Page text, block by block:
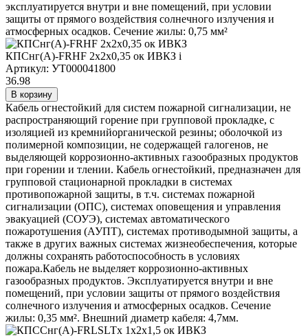
эксплуатируется внутри и вне помещений, при условии
защиты от прямого воздействия солнечного излучения и
атмосферных осадков. Сечение жилы: 0,75 мм²
КПСнг(А)-FRHF 2х2х0,35 ок ИВКЗ i
Артикул: УТ000041800
36.98
В корзину
Кабель огнестойкий для систем пожарной сигнализации, не
распространяющий горение при групповой прокладке, с
изоляцией из кремнийорганической резины; оболочкой из
полимерной композиции, не содержащей галогенов, не
выделяющей коррозионно-активных газообразных продуктов
при горении и тлении. Кабель огнестойкий, предназначен для
групповой стационарной прокладки в системах
противопожарной защиты, в т.ч. системах пожарной
сигнализации (ОПС), системах оповещения и управления
эвакуацией (СОУЭ), системах автоматического
пожаротушения (АУПТ), системах противодымной защиты, а
также в других важных системах жизнеобеспечения, которые
должны сохранять работоспособность в условиях
пожара.Кабель не выделяет коррозионно-активных
газообразных продуктов. Эксплуатируется внутри и вне
помещений, при условии защиты от прямого воздействия
солнечного излучения и атмосферных осадков. Сечение
жилы: 0,35 мм². Внешний диаметр кабеля: 4,7мм.